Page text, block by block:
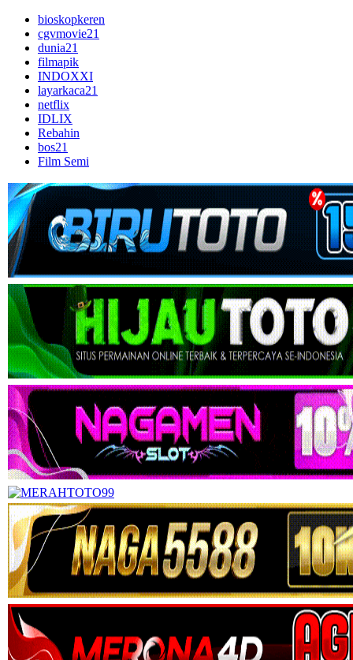
bioskopkeren
cgvmovie21
dunia21
filmapik
INDOXXI
layarkaca21
netflix
IDLIX
Rebahin
bos21
Film Semi